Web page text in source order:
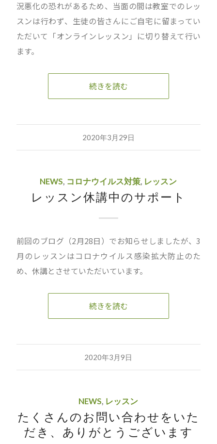
況悪化の恐れがあるため、当面の間は教室でのレッ
スンは行わず、生徒の皆さんにご自宅に留まってい
ただいて「オンラインレッスン」に切り替えて行い
ます。
続きを読む
2020年3月29日
NEWS, コロナウイルス対策, レッスン
レッスン休講中のサポート
前回のブログ（2月28日）でお知らせしましたが、3
月のレッスンはコロナウイルス感染拡大防止のた
め、休講とさせていただいています。
続きを読む
2020年3月9日
NEWS, レッスン
たくさんのお問い合わせをいた
だき、ありがとうございます